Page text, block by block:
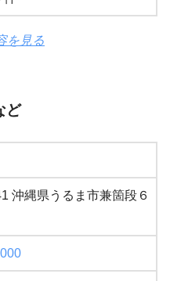
を見る
ど
沖縄県うるま市兼箇段６